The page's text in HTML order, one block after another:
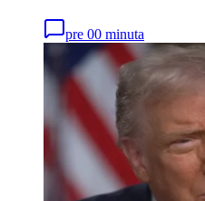
pre 00 minuta